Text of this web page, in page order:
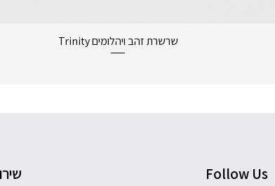
תצוגה מהירה
שרשרת זהב ויהלומים Trinity
Follow Us